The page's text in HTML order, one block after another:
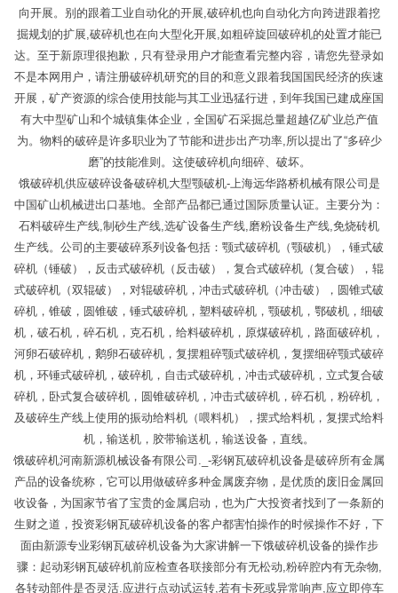
向开展。别的跟着工业自动化的开展,破碎机也向自动化方向跨进跟着挖
掘规划的扩展,破碎机也在向大型化开展,如粗碎旋回破碎机的处置才能已
达。至于新原理很抱歉，只有登录用户才能查看完整内容，请您先登录如
不是本网用户，请注册破碎机研究的目的和意义跟着我国国民经济的疾速
开展，矿产资源的综合使用技能与其工业迅猛行进，到年我国已建成座国
有大中型矿山和个城镇集体企业，全国矿石采掘总量超越亿矿业总产值
为。物料的破碎是许多职业为了节能和进步出产功率,所以提出了“多碎少
磨”的技能准则。这使破碎机向细碎、破坏。
饿破碎机供应破碎设备破碎机大型颚破机-上海远华路桥机械有限公司是
中国矿山机械进出口基地。全部产品都已通过国际质量认证。主要分为：
石料破碎生产线,制砂生产线,选矿设备生产线,磨粉设备生产线,免烧砖机
生产线。公司的主要破碎系列设备包括：颚式破碎机（颚破机），锤式破
碎机（锤破），反击式破碎机（反击破），复合式破碎机（复合破），辊
式破碎机（双辊破），对辊破碎机，冲击式破碎机（冲击破），圆锥式破
碎机，锥破，圆锥破，锤式破碎机，塑料破碎机，颚破机，鄂破机，细破
机，破石机，碎石机，克石机，给料破碎机，原煤破碎机，路面破碎机，
河卵石破碎机，鹅卵石破碎机，复摆粗碎颚式破碎机，复摆细碎颚式破碎
机，环锤式破碎机，破碎机，自击式破碎机，冲击式破碎机，立式复合破
碎机，卧式复合破碎机，圆锥破碎机，冲击式破碎机，碎石机，粉碎机，
及破碎生产线上使用的振动给料机（喂料机），摆式给料机，复摆式给料
机，输送机，胶带输送机，输送设备，直线。
饿破碎机河南新源机械设备有限公司._-彩钢瓦破碎机设备是破碎所有金属
产品的设备统称，它可以用做破碎多种金属废弃物，是优质的废旧金属回
收设备，为国家节省了宝贵的金属启动，也为广大投资者找到了一条新的
生财之道，投资彩钢瓦破碎机设备的客户都害怕操作的时候操作不好，下
面由新源专业彩钢瓦破碎机设备为大家讲解一下饿破碎机设备的操作步
骤：起动彩钢瓦破碎机前应检查各联接部分有无松动,粉碎腔内有无杂物,
各转动部件是否灵活.应进行点动试运转,若有卡死或异常响声,应立即停车